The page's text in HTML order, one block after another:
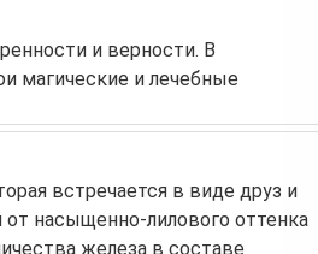
и верности. В
магические и лечебные
встречается в виде друз и
насыщенно-лилового оттенка
железа в составе